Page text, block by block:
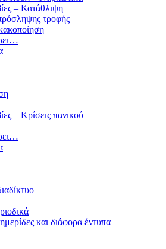
– Κατάθλιψη
τροφής
– Κρίσεις πανικού
και διάφορα έντυπα